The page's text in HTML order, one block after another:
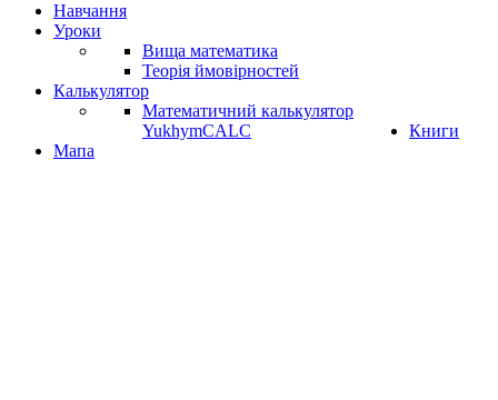
Навчання
Уроки
Вища математика
Теорія ймовірностей
Калькулятор
Математичний калькулятор
YukhymCALC
Книги
Мапа